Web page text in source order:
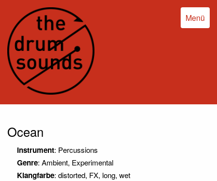
Menü
Ocean
Instrument: Percussions
Genre: Ambient, Experimental
Klangfarbe: distorted, FX, long, wet